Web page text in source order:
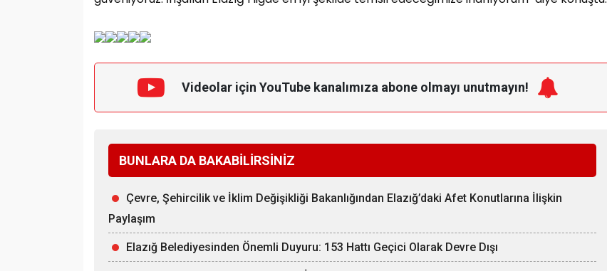
Videolar için YouTube kanalımıza abone olmayı unutmayın!
BUNLARA DA BAKABİLİRSİNİZ
Çevre, Şehircilik ve İklim Değişikliği Bakanlığından Elazığ’daki Afet Konutlarına İlişkin
Paylaşım
Elazığ Belediyesinden Önemli Duyuru: 153 Hattı Geçici Olarak Devre Dışı